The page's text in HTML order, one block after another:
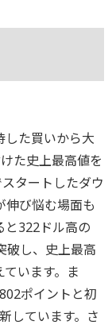
した買いから大
た史上最高値を
タートしたダウ
伸び悩む場面も
と322ドル高の
破し、史上最高
います。ま
ポイントと初
しています。さ